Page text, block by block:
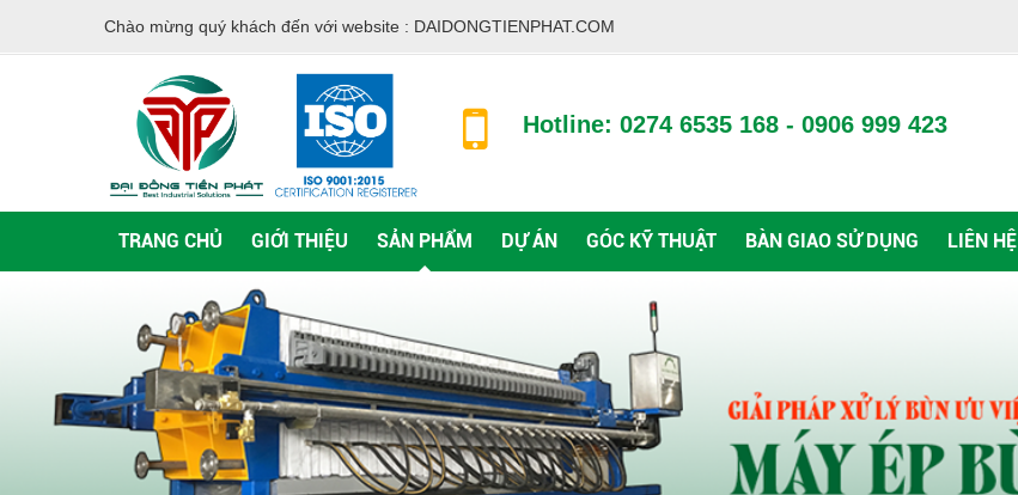
Chào mừng quý khách đến với website : DAIDONGTIENPHAT.COM
Hotline: 0274 6535 168 - 0906 999 423
TRANG CHỦ GIỚI THIỆU SẢN PHẨM DỰ ÁN GÓC KỸ THUẬT BÀN GIAO SỬ DỤNG LIÊN HỆ